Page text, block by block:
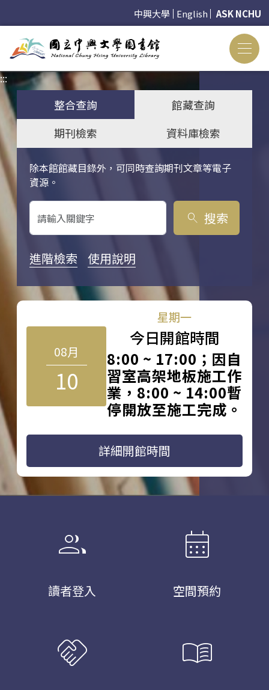
中興大學 English ASK NCHU
:::
整合查詢
館藏查詢
期刊檢索
資料庫檢索
除本館館藏目錄外，可同時查詢期刊文章等電子
資源。
關鍵字搜尋
search 搜索
進階檢索 使用說明
08月
10
星期一
今日開館時間
8:00 ~ 17:00；因自
習室高架地板施工作
業，8:00 ~ 14:00暫
停開放至施工完成。
詳細開館時間
group
讀者登入
calendar_month
空間預約
handshake menu_book